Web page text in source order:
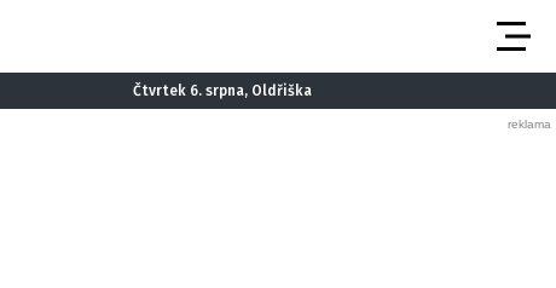
Čtvrtek 6. srpna, Oldřiška